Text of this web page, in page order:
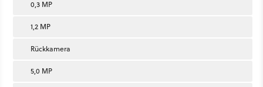
0,3 MP
1,2 MP
Rückkamera
5,0 MP